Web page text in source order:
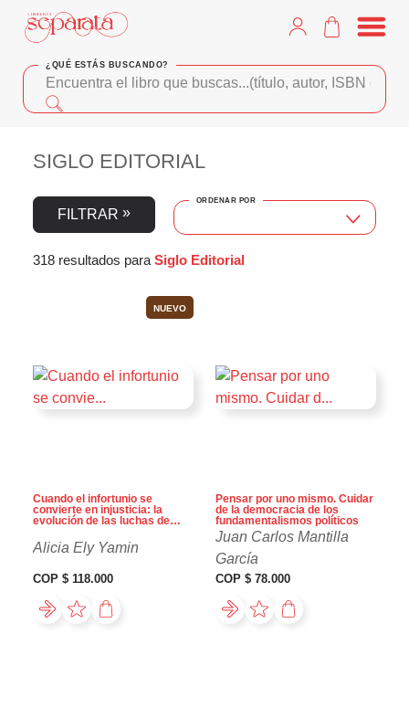
¿QUÉ ESTÁS BUSCANDO?
SIGLO EDITORIAL
FILTRAR
318 resultados para Siglo Editorial
ORDENAR POR
NUEVO
Cuando el infortunio se
convierte en injusticia: la
evolución de las luchas de
igualdad social y en salud
Alicia Ely Yamin
COP $ 118.000
Pensar por uno mismo. Cuidar
de la democracia de los
fundamentalismos políticos
Juan Carlos Mantilla
García
COP $ 78.000